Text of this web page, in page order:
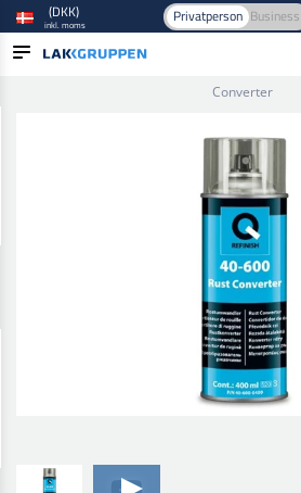
(DKK)
inkl. moms Privatperson Business
Converter